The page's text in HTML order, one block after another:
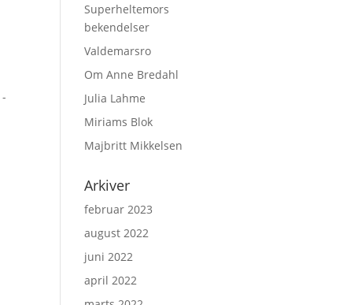
-
Superheltemors
bekendelser
Valdemarsro
Om Anne Bredahl
Julia Lahme
Miriams Blok
Majbritt Mikkelsen
Arkiver
februar 2023
august 2022
juni 2022
april 2022